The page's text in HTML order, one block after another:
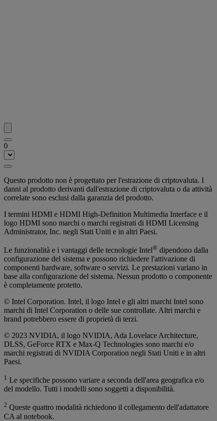
0
Questo prodotto non è progettato per l'estrazione di criptovaluta. I
danni al prodotto derivanti dall'estrazione di criptovaluta o da attività
correlate sono esclusi dalla garanzia del prodotto.
I termini HDMI e HDMI High-Definition Multimedia Interface e il
logo HDMI sono marchi o marchi registrati di HDMI Licensing
Administrator, Inc. negli Stati Uniti e in altri Paesi.
Le funzionalità e i vantaggi delle tecnologie Intel® dipendono dalla
configurazione del sistema e possono richiedere l'attivazione di
componenti hardware, software o servizi. Le prestazioni variano in
base alla configurazione del sistema. Nessun prodotto o componente
è completamente protetto.
© Intel Corporation. Intel, il logo Intel e gli altri marchi Intel sono
marchi di Intel Corporation o delle sue controllate. Altri marchi e
brand potrebbero essere di proprietà di terzi.
© 2023 NVIDIA, il logo NVIDIA, Ada Lovelace Architecture,
DLSS, GeForce RTX e Max-Q Technologies sono marchi e/o
marchi registrati di NVIDIA Corporation negli Stati Uniti e in altri
Paesi.
1 Le specifiche possono variare a seconda dell'area geografica e/o
del modello. Tutti i modelli sono soggetti a disponibilità.
2 Queste quattro modalità richiedono il collegamento dell'adattatore
CA al notebook.